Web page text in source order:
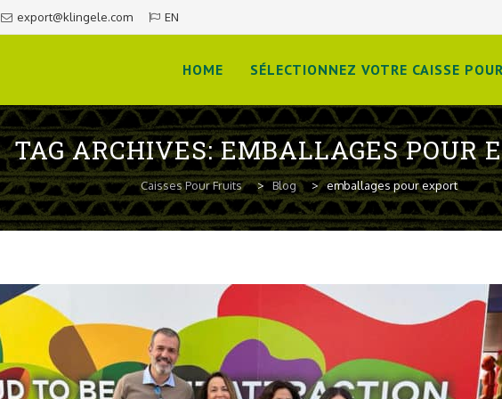
export@klingele.com EN
HOME SÉLECTIONNEZ VOTRE CAISSE
TAG ARCHIVES:EMBALLAGES POUR
Caisses Pour Fruits > Blog > emballages pour export